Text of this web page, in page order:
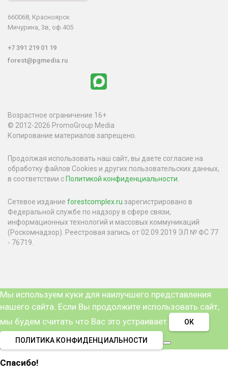
660068, Красноярск
Мичурина, 3в, оф.405
+7 391 219 01 19
forest@pgmedia.ru
Возрастное ограничение 16+
© 2012-2026 PromoGroup Media
Копирование материалов запрещено.
Продолжая использовать наш сайт, вы даете согласие на
обработку файлов Cookies и других пользовательских данных,
в соответствии с Политикой конфиденциальности.
Сетевое издание forestcomplex.ru зарегистрировано в
Федеральной службе по надзору в сфере связи,
информационных технологий и массовых коммуникаций
(Роскомнадзор). Реестровая запись от 02.09.2019 ЭЛ № ФС 77
- 76719.
Мы используем куки для наилучшего представления
нашего сайта. Если Вы продолжите использовать сайт,
мы будем считать что Вас это устраивает.
ОК
ПОЛИТИКА КОНФИДЕНЦИАЛЬНОСТИ
Спасибо!